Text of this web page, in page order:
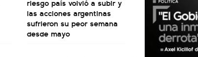
riesgo país volvió a subir y
las acciones argentinas
sufrieron su peor semana
desde mayo